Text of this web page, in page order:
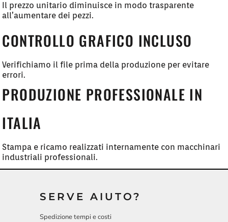
Il prezzo unitario diminuisce in modo trasparente
all’aumentare dei pezzi.
CONTROLLO GRAFICO INCLUSO
Verifichiamo il file prima della produzione per evitare
errori.
PRODUZIONE PROFESSIONALE IN
ITALIA
Stampa e ricamo realizzati internamente con macchinari
industriali professionali.
SERVE AIUTO?
Spedizione tempi e costi